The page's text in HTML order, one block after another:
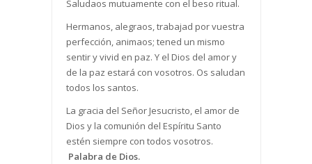
Saludaos mutuamente con el beso ritual.
Hermanos, alegraos, trabajad por vuestra
perfección, animaos; tened un mismo
sentir y vivid en paz. Y el Dios del amor y
de la paz estará con vosotros. Os saludan
todos los santos.
La gracia del Señor Jesucristo, el amor de
Dios y la comunión del Espíritu Santo
estén siempre con todos vosotros.
Palabra de Dios.